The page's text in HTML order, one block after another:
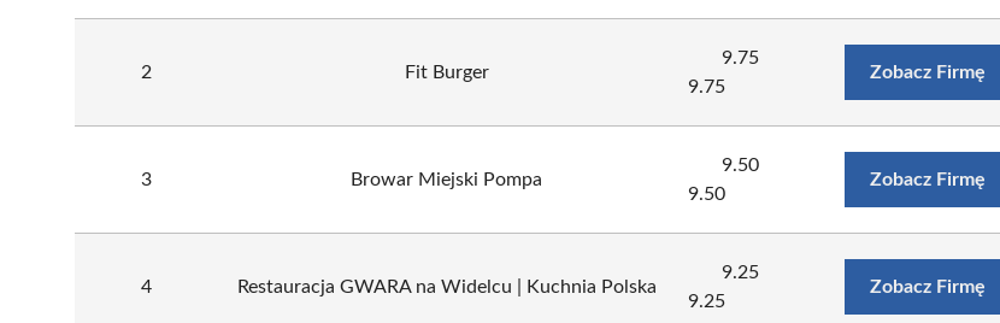
2 Fit Burger
9.75
9.75
Zobacz Firmę
3 Browar Miejski Pompa
9.50
9.50
Zobacz Firmę
4 Restauracja GWARA na Widelcu | Kuchnia Polska
9.25
9.25
Zobacz Firmę